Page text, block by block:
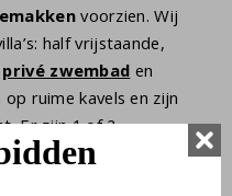
voorzien. Wij
half vrijstaande,
privé zwembad en
op ruime kavels en zijn
Er zijn 1 of 2
Daarnaast is de villa